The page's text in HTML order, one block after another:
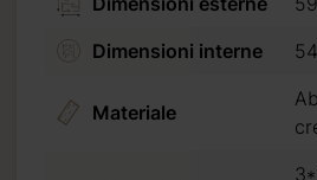
Dimensioni interne
Materiale